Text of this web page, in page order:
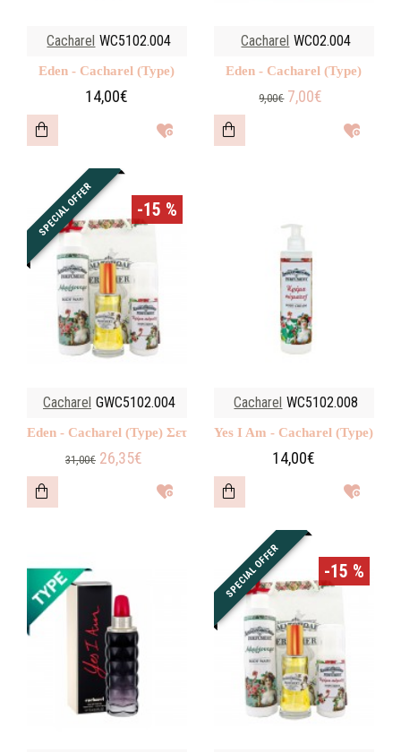
Cacharel WC5102.004
Eden - Cacharel (Type)
14,00€
Cacharel WC02.004
Eden - Cacharel (Type)
9,00€ 7,00€
SPECIAL OFFER -15 %
Cacharel GWC5102.004
Eden - Cacharel (Type) Σετ
31,00€ 26,35€
Cacharel WC5102.008
Yes I Am - Cacharel (Type)
14,00€
SPECIAL OFFER -15 %